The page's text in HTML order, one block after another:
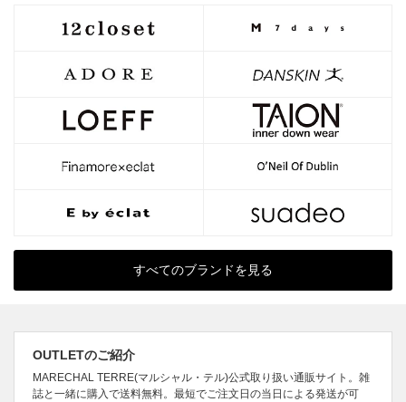
すべてのブランドを見る
OUTLETのご紹介
MARECHAL TERRE(マルシャル・テル)公式取り扱い通販サイト。雑
誌と一緒に購入で送料無料。最短でご注文日の当日による発送が可